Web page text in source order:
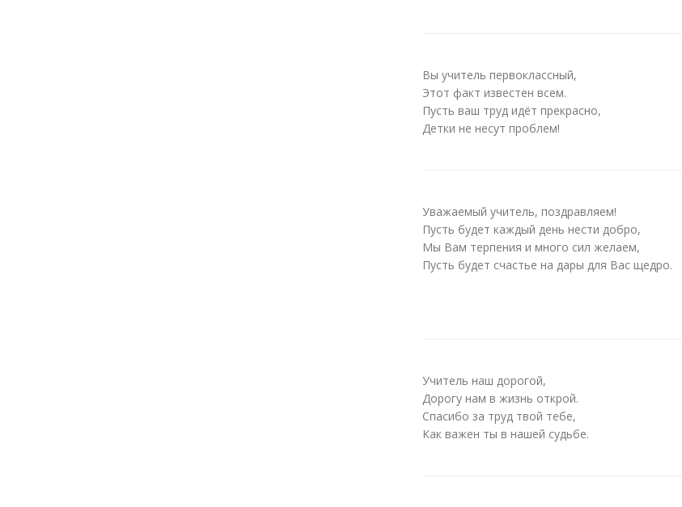
Вы учитель первоклассный,
Этот факт известен всем.
Пусть ваш труд идёт прекрасно,
Детки не несут проблем!
Уважаемый учитель, поздравляем!
Пусть будет каждый день нести добро,
Мы Вам терпения и много сил желаем,
Пусть будет счастье на дары для Вас щедро.
Учитель наш дорогой,
Дорогу нам в жизнь открой.
Спасибо за труд твой тебе,
Как важен ты в нашей судьбе.